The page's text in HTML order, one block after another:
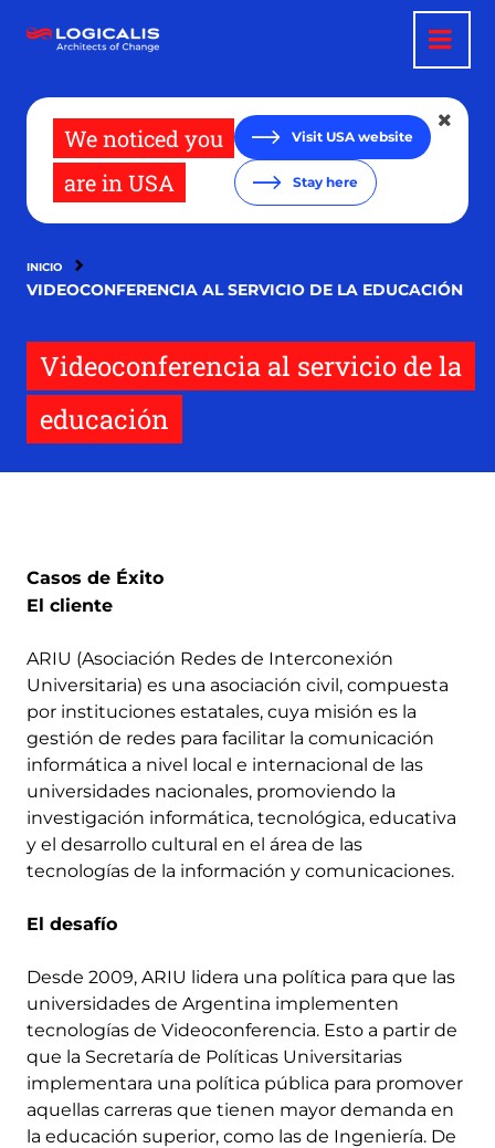
contenido
We noticed you
are in USA
Visit USA website
Stay here
INICIO
VIDEOCONFERENCIA AL SERVICIO DE LA EDUCACIÓN
Videoconferencia al servicio de la
educación
Casos de Éxito
El cliente
ARIU (Asociación Redes de Interconexión
Universitaria) es una asociación civil, compuesta
por instituciones estatales, cuya misión es la
gestión de redes para facilitar la comunicación
informática a nivel local e internacional de las
universidades nacionales, promoviendo la
investigación informática, tecnológica, educativa
y el desarrollo cultural en el área de las
tecnologías de la información y comunicaciones.
El desafío
Desde 2009, ARIU lidera una política para que las
universidades de Argentina implementen
tecnologías de Videoconferencia. Esto a partir de
que la Secretaría de Políticas Universitarias
implementara una política pública para promover
aquellas carreras que tienen mayor demanda en
la educación superior, como las de Ingeniería. De